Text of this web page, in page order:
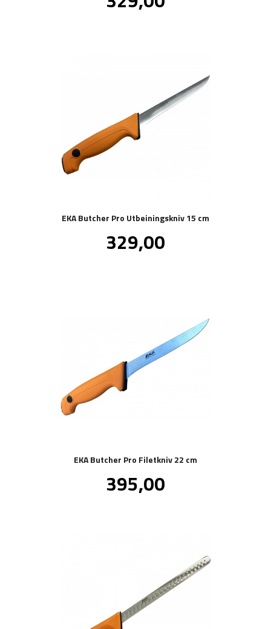
EKA Butcher Pro Utbeiningskniv 15 cm
Pris
329,00
EKA Butcher Pro Filetkniv 22 cm
Pris
395,00